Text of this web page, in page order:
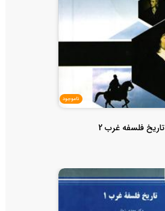
ناموجود
تاریخ فلسفه غرب 2